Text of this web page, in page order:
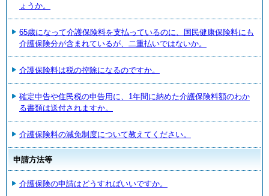
ょうか。
65歳になって介護保険料を支払っているのに、国民健康保険料にも
介護保険分が含まれているが、二重払いではないか。
介護保険料は税の控除になるのですか。
確定申告や住民税の申告用に、1年間に納めた介護保険料額のわか
る書類は送付されますか。
介護保険料の減免制度について教えてください。
申請方法等
介護保険の申請はどうすればいいですか。